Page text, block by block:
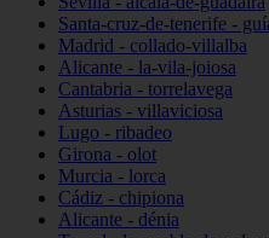
Santa-cruz-de-tenerife -
Madrid - collado-villalba
Alicante - la-vila-joiosa
Cantabria - torrelavega
Asturias - villaviciosa
Lugo - ribadeo
Girona - olot
Murcia - lorca
Cádiz - chipiona
Alicante - dénia